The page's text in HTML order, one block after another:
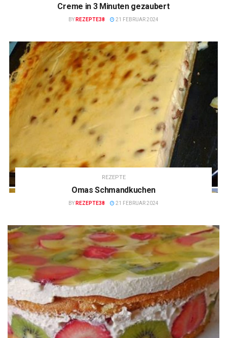
Creme in 3 Minuten gezaubert
BY REZEPTE38 21 FEBRUAR 2024
REZEPTE
Omas Schmandkuchen
BY REZEPTE38 21 FEBRUAR 2024